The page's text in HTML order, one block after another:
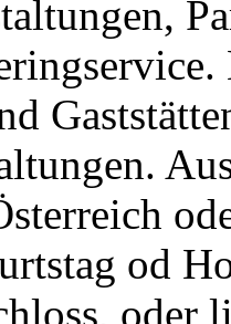
od
oder